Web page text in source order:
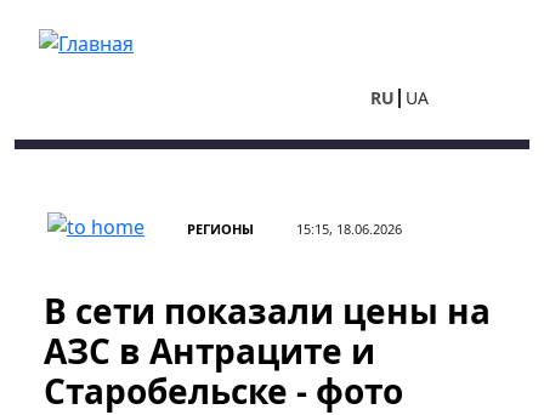
RU UA
РЕГИОНЫ 15:15, 18.06.2026
В сети показали цены на
АЗС в Антраците и
Старобельске - фото